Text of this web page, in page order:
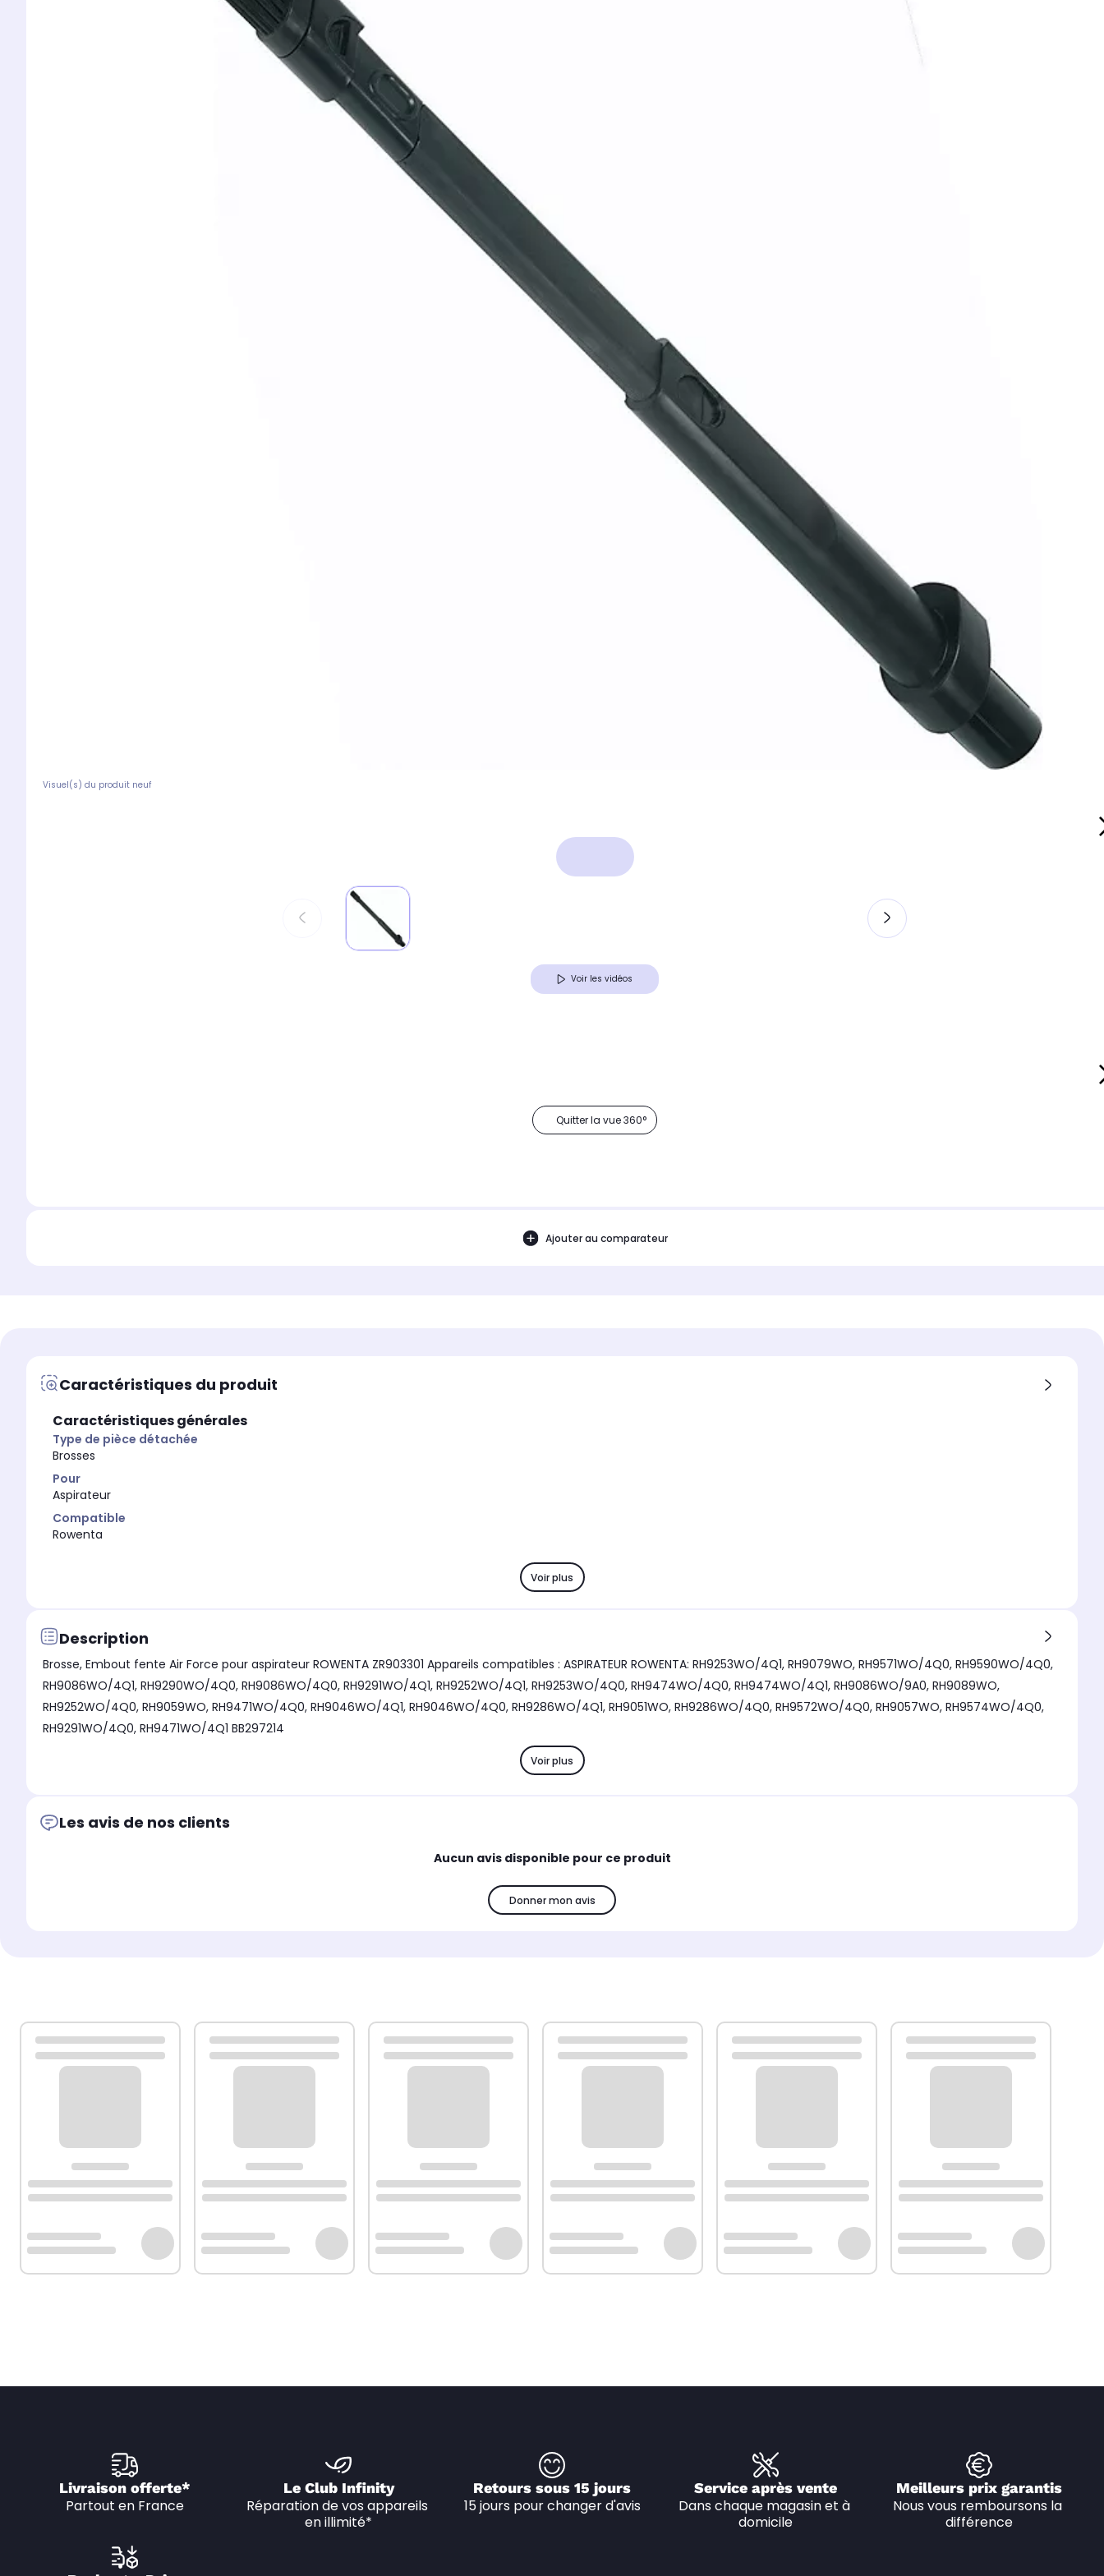
Visuel(s) du produit neuf
Voir les vidéos
Quitter la vue 360°
Ajouter au comparateur
Caractéristiques du produit
Caractéristiques générales
Type de pièce détachée
Brosses
Pour
Aspirateur
Compatible
Rowenta
Voir plus
Description
Brosse, Embout fente Air Force pour aspirateur ROWENTA ZR903301 Appareils compatibles : ASPIRATEUR ROWENTA: RH9253WO/4Q1, RH9079WO, RH9571WO/4Q0, RH9590WO/4Q0,
RH9086WO/4Q1, RH9290WO/4Q0, RH9086WO/4Q0, RH9291WO/4Q1, RH9252WO/4Q1, RH9253WO/4Q0, RH9474WO/4Q0, RH9474WO/4Q1, RH9086WO/9A0, RH9089WO,
RH9252WO/4Q0, RH9059WO, RH9471WO/4Q0, RH9046WO/4Q1, RH9046WO/4Q0, RH9286WO/4Q1, RH9051WO, RH9286WO/4Q0, RH9572WO/4Q0, RH9057WO, RH9574WO/4Q0,
RH9291WO/4Q0, RH9471WO/4Q1 BB297214
Voir plus
Les avis de nos clients
Aucun avis disponible pour ce produit
Donner mon avis
Livraison offerte*
Partout en France
Le Club Infinity
Réparation de vos appareils
en illimité*
Retours sous 15 jours
15 jours pour changer d'avis
Service après vente
Dans chaque magasin et à
domicile
Meilleurs prix garantis
Nous vous remboursons la
différence